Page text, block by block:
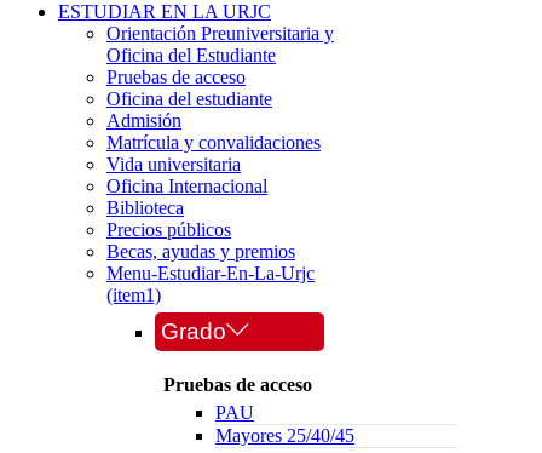
ESTUDIAR EN LA URJC
Orientación Preuniversitaria y
Oficina del Estudiante
Pruebas de acceso
Oficina del estudiante
Admisión
Matrícula y convalidaciones
Vida universitaria
Oficina Internacional
Biblioteca
Precios públicos
Becas, ayudas y premios
Menu-Estudiar-En-La-Urjc
(item1)
Grado
Pruebas de acceso
PAU
Mayores 25/40/45